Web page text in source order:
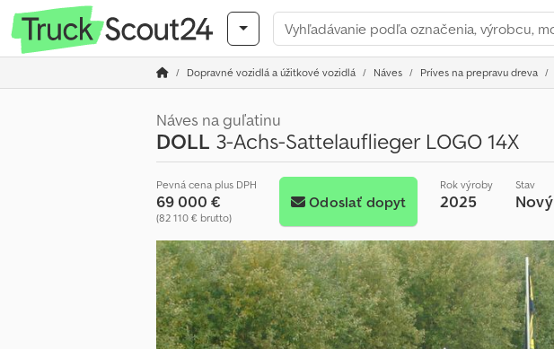
Dopravné vozidlá a úžitkové vozidlá Náves Príves na prepravu dreva
Náves na guľatinu
DOLL 3-Achs-Sattelauflieger LOGO 14X
Pevná cena plus DPH
69 000 €
(82 110 € brutto)
Odoslať dopyt
Rok výroby
2025
Stav
Nový